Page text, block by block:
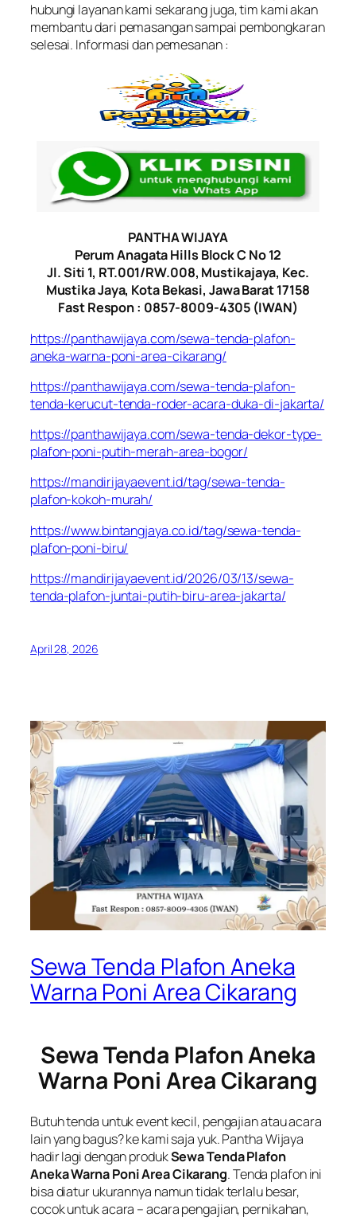
hubungi layanan kami sekarang juga, tim kami akan
membantu dari pemasangan sampai pembongkaran
selesai. Informasi dan pemesanan :
PANTHA WIJAYA
Perum Anagata Hills Block C No 12
Jl. Siti 1, RT.001/RW.008, Mustikajaya, Kec.
Mustika Jaya, Kota Bekasi, Jawa Barat 17158
Fast Respon : 0857-8009-4305 (IWAN)
https://panthawijaya.com/sewa-tenda-plafon-
aneka-warna-poni-area-cikarang/
https://panthawijaya.com/sewa-tenda-plafon-
tenda-kerucut-tenda-roder-acara-duka-di-jakarta/
https://panthawijaya.com/sewa-tenda-dekor-type-
plafon-poni-putih-merah-area-bogor/
https://mandirijayaevent.id/tag/sewa-tenda-
plafon-kokoh-murah/
https://www.bintangjaya.co.id/tag/sewa-tenda-
plafon-poni-biru/
https://mandirijayaevent.id/2026/03/13/sewa-
tenda-plafon-juntai-putih-biru-area-jakarta/
April 28, 2026
Sewa Tenda Plafon Aneka
Warna Poni Area Cikarang
Sewa Tenda Plafon Aneka
Warna Poni Area Cikarang
Butuh tenda untuk event kecil, pengajian atau acara
lain yang bagus? ke kami saja yuk. Pantha Wijaya
hadir lagi dengan produkSewa Tenda Plafon
Aneka Warna Poni Area Cikarang. Tenda plafon ini
bisa diatur ukurannya namun tidak terlalu besar,
cocok untuk acara – acara pengajian, pernikahan,